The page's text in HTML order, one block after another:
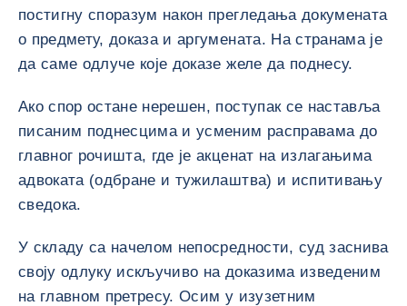
постигну споразум након прегледања докумената
о предмету, доказа и аргумената. На странама је
да саме одлуче које доказе желе да поднесу.
Ако спор остане нерешен, поступак се наставља
писаним поднесцима и усменим расправама до
главног рочишта, где је акценат на излагањима
адвоката (одбране и тужилаштва) и испитивању
сведока.
У складу са начелом непосредности, суд заснива
своју одлуку искључиво на доказима изведеним
на главном претресу. Осим у изузетним